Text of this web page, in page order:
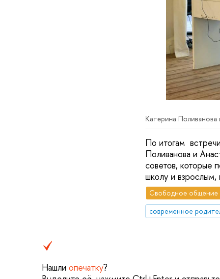
Катерина Поливанова
По итогам
Поливанова и
советов, которые
школу и
Свободное общение
современное
Нашли опечатку?